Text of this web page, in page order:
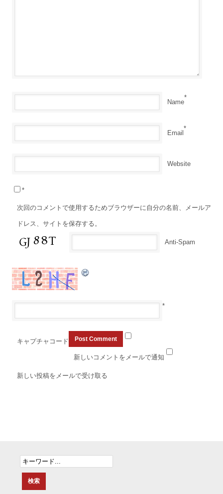
Name
*
Email
*
Website
次回のコメントで使用するためブラウザーに自分の名前、メールア
ドレス、サイトを保存する。
Anti-Spam
*
キャプチャコード
*
新しいコメントをメールで通知
新しい投稿をメールで受け取る